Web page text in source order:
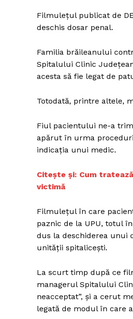
Filmulețul publicat de
deschis dosar penal.
Familia brăileanului
Spitalului Clinic
acesta să fie legat de
Totodată, printre altele,
Fiul pacientului ne-a
apărut în urma
indicația unui medic.
Citește și: Cum
victimă
Filmulețul în care
paznic de la UPU, totul
dus la deschiderea unui
unității spitalicești.
La scurt timp după ce
managerul Spitalului
neacceptat”, și a cerut
legată de modul în care